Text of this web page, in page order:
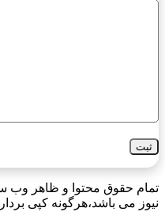
تمام حقوق محتوا و ظاهر وب
نیوز می باشد،هرگونه کپی